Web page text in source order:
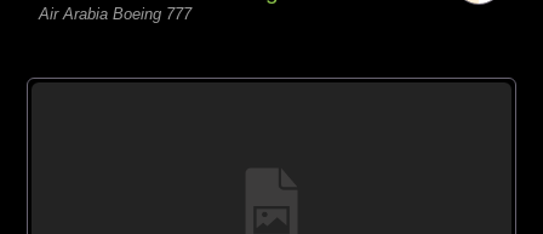
Air Arabia Boeing 777